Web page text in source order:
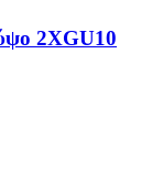
2XGU10